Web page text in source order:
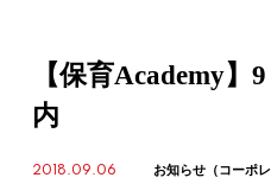
【保育Academy
内
2018.09.06 お知らせ（コーポ